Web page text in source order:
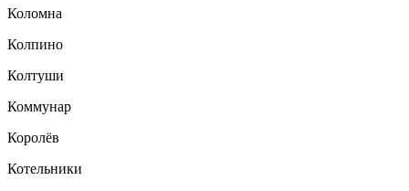
Коломна
Колпино
Колтуши
Коммунар
Королёв
Котельники